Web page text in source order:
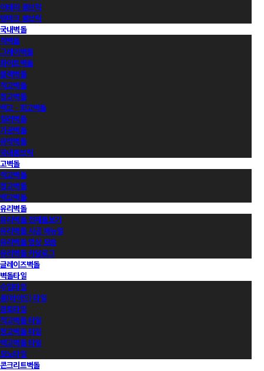
이태리 롱브릭
덴마크 롱브릭
국내벽돌
적벽돌
그레이벽돌
화이트벽돌
블랙벽돌
적고벽돌
청고벽돌
백고ㆍ회고벽돌
컬러벽돌
가공벽돌
유약벽돌
국내롱브릭
고벽돌
적고벽돌
청고벽돌
백고벽돌
유리벽돌
유리벽돌 전제품보기
유리벽돌 시공 매뉴얼
유리벽돌 영상 모음
유리벽돌 카달로그
글레이즈벽돌
벽돌타일
수입타일
롱(와이드) 타일
점토타일
적고벽돌 타일
청고벽돌 타일
백고벽돌 타일
모노타일
콘크리트벽돌